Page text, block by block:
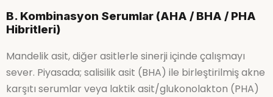
B. Kombinasyon Serumlar (AHA / BHA / PHA
Hibritleri)
Mandelik asit, diğer asitlerle sinerji içinde çalışmayı
sever. Piyasada; salisilik asit (BHA) ile birleştirilmiş akne
karşıtı serumlar veya laktik asit/glukonolakton (PHA)